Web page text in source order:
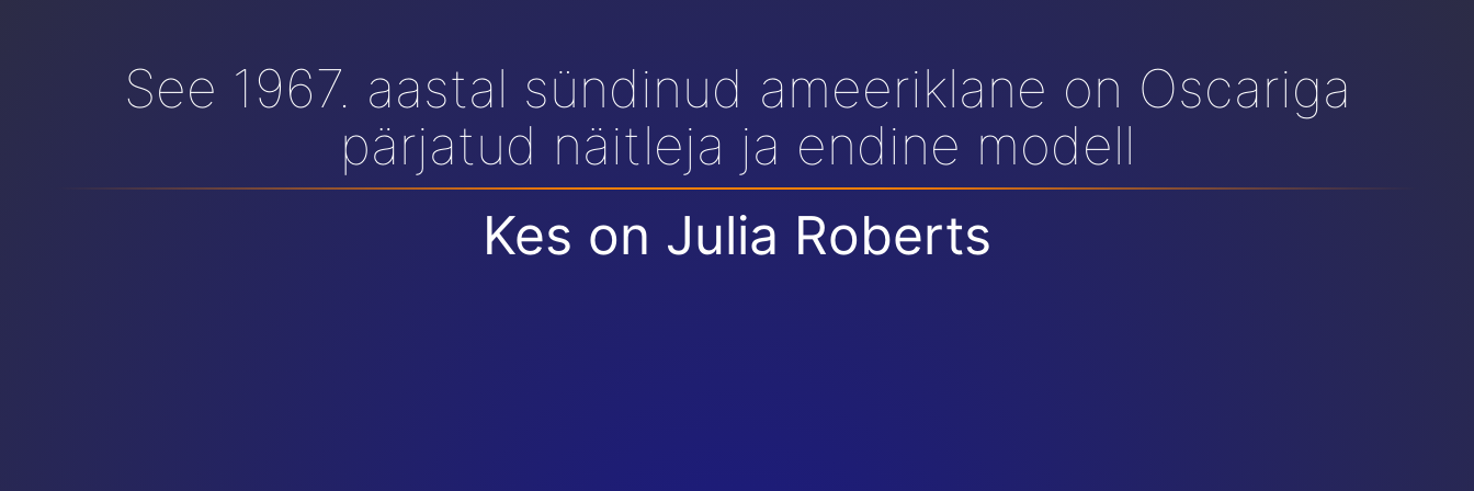
See 1967. aastal sündinud ameeriklane on Oscariga
pärjatud näitleja ja endine modell
Kes on Julia Roberts